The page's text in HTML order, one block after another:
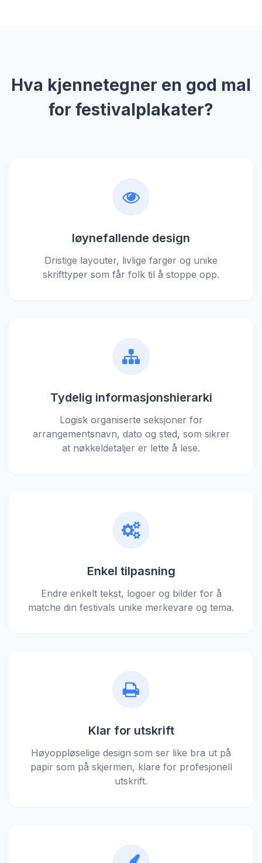
Hva kjennetegner en god mal
for festivalplakater?
Iøynefallende design
Dristige layouter, livlige farger og unike
skrifttyper som får folk til å stoppe opp.
Tydelig informasjonshierarki
Logisk organiserte seksjoner for
arrangementsnavn, dato og sted, som sikrer
at nøkkeldetaljer er lette å lese.
Enkel tilpasning
Endre enkelt tekst, logoer og bilder for å
matche din festivals unike merkevare og tema.
Klar for utskrift
Høyoppløselige design som ser like bra ut på
papir som på skjermen, klare for profesjonell
utskrift.